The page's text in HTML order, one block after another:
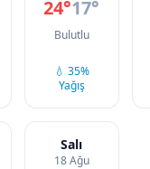
24°17°
Bulutlu
💧 35%
Yağış
Salı
18 Ağu